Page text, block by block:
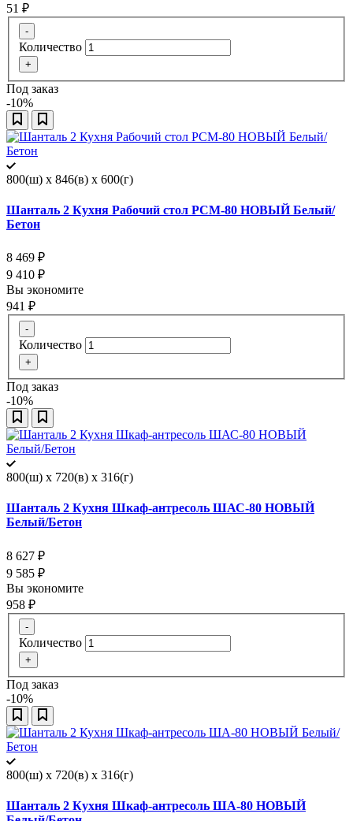
51 ₽
-
Количество
+
Под заказ
-10%
800(ш) x 846(в) x 600(г)
Шанталь 2 Кухня Рабочий стол РСМ-80 НОВЫЙ Белый/
Бетон
8 469 ₽
9 410 ₽
Вы экономите
941 ₽
-
Количество
+
Под заказ
-10%
800(ш) x 720(в) x 316(г)
Шанталь 2 Кухня Шкаф-антресоль ШАС-80 НОВЫЙ
Белый/Бетон
8 627 ₽
9 585 ₽
Вы экономите
958 ₽
-
Количество
+
Под заказ
-10%
800(ш) x 720(в) x 316(г)
Шанталь 2 Кухня Шкаф-антресоль ША-80 НОВЫЙ